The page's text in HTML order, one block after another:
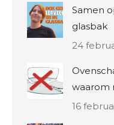
Samen
glasbak
24
waarom
16